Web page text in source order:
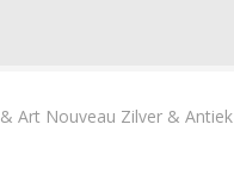
Art Nouveau Zilver & Antiek